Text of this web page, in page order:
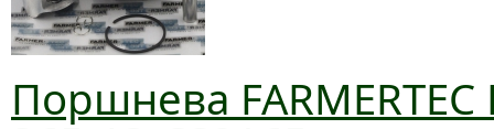
Поршнева